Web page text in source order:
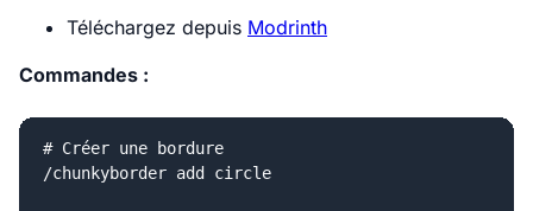
Téléchargez depuis Modrinth
Commandes :
# Créer une bordure
/chunkyborder add circle